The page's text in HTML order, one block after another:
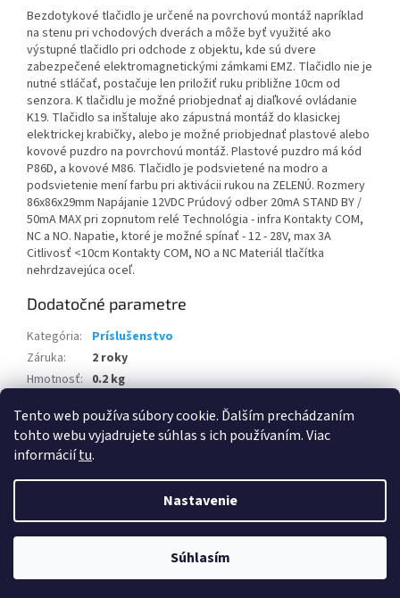
Tento web používa súbory cookie. Ďalším prechádzaním
tohto webu vyjadrujete súhlas s ich používaním. Viac
informáciítu.
Nastavenie
Súhlasím
Bezdotykové tlačidlo je určené na povrchovú montáž napríklad
na stenu pri vchodových dverách a môže byť využité ako
výstupné tlačidlo pri odchode z objektu, kde sú dvere
zabezpečené elektromagnetickými zámkami EMZ. Tlačidlo nie je
nutné stláčať, postačuje len priložiť ruku približne 10cm od
senzora. K tlačidlu je možné priobjednať aj diaľkové ovládanie
K19. Tlačidlo sa inštaluje ako zápustná montáž do klasickej
elektrickej krabičky, alebo je možné priobjednať plastové alebo
kovové puzdro na povrchovú montáž. Plastové puzdro má kód
P86D, a kovové M86. Tlačidlo je podsvietené na modro a
podsvietenie mení farbu pri aktivácii rukou na ZELENÚ. Rozmery
86x86x29mm Napájanie 12VDC Prúdový odber 20mA STAND BY /
50mA MAX pri zopnutom relé Technológia - infra Kontakty COM,
NC a NO. Napatie, ktoré je možné spínať - 12 - 28V, max 3A
Citlivosť <10cm Kontakty COM, NO a NC Materiál tlačítka
nehrdzavejúca oceľ.
Dodatočné parametre
Kategória:
Príslušenstvo
Záruka:
2 roky
Hmotnosť: 0.2 kg
Copyright 2026Satelitná technika, elektronika. Všetky práva
vyhradené.